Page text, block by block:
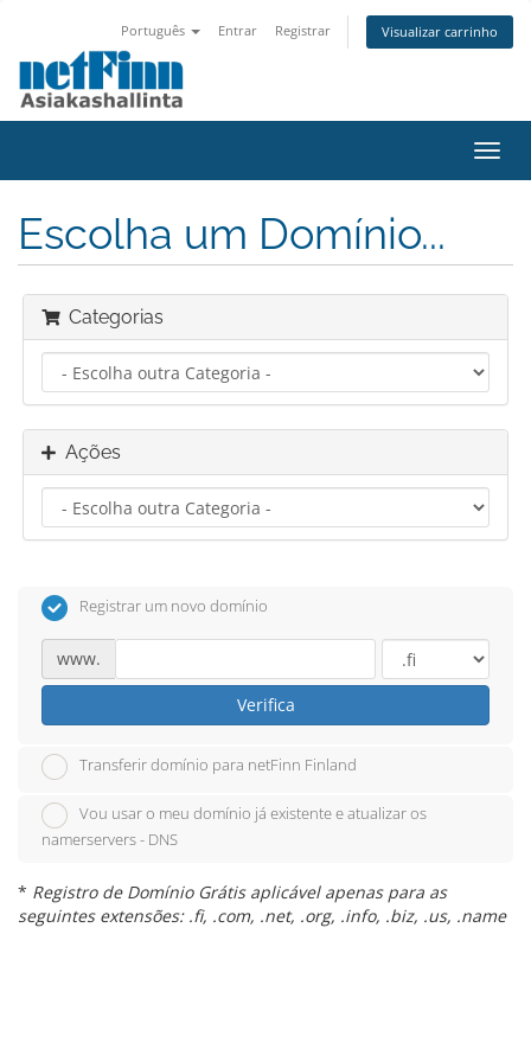
Português Entrar Registrar Visualizar carrinho
Escolha um Domínio...
Categorias
Ações
Registrar um novo domínio
www.
Verifica
Transferir domínio para netFinn Finland
Vou usar o meu domínio já existente e atualizar os
namerservers - DNS
* Registro de Domínio Grátis aplicável apenas para as
seguintes extensões: .fi, .com, .net, .org, .info, .biz, .us, .name